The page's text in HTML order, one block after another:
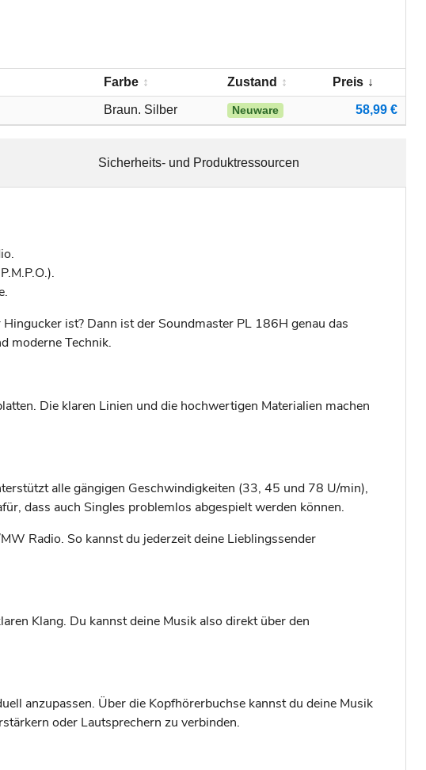
Farbe Zustand Preis
Braun. Silber Neuware 58,99 €
ist? Dann ist der Soundmaster PL 186H genau das
moderne Technik.
Die klaren Linien und die hochwertigen Materialien machen
alle gängigen Geschwindigkeiten (33, 45 und 78 U/min),
dass auch Singles problemlos abgespielt werden können.
Radio. So kannst du jederzeit deine Lieblingssender
Klang. Du kannst deine Musik also direkt über den
anzupassen. Über die Kopfhörerbuchse kannst du deine Musik
oder Lautsprechern zu verbinden.
Sicherheits- und Produktressourcen